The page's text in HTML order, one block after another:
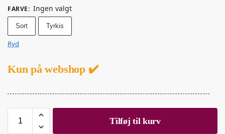
FARVE: Ingen valgt
Sort Tyrkis
Ryd
Kun på webshop ✔️
Tilføj til kurv